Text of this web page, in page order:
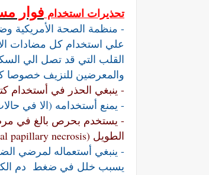
تحذيرات استخدام فوار
علي استخدام كل مضادات
القلب التي قد تصل الي
والمعرضين للنزيف خصوصا
- ينبغي الحذر في أستخدام
- يمنع أستخدامه (الا في
- يستخدم بحرص بالغ في
الطويل (Renal papillary necrosis).
يسبب خلل في ضغط دم